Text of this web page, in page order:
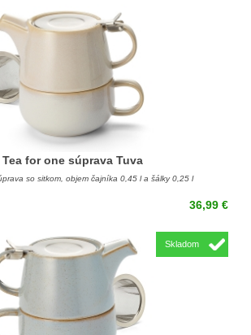
Tea for one súprava Tuva
so sitkom, objem čajníka 0,45 l a šálky 0,25 l
36,99 €
Skladom